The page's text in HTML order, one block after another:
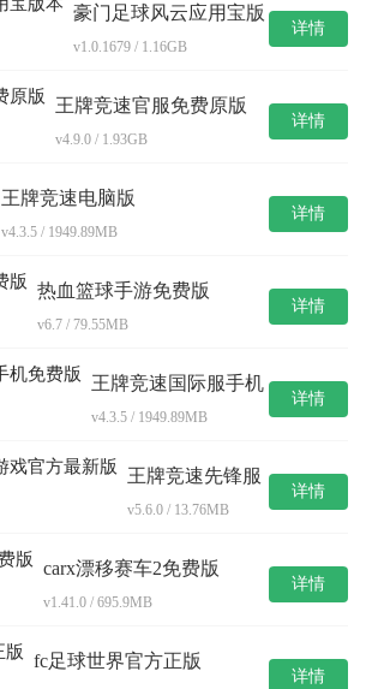
豪门足球风云应用宝版
v1.0.1679 / 1.16GB
详情
王牌竞速官服免费原版
v4.9.0 / 1.93GB
详情
王牌竞速电脑版
v4.3.5 / 1949.89MB
详情
热血篮球手游免费版
v6.7 / 79.55MB
详情
王牌竞速国际服手机
v4.3.5 / 1949.89MB
详情
王牌竞速先锋服
v5.6.0 / 13.76MB
详情
carx漂移赛车2免费版
v1.41.0 / 695.9MB
详情
fc足球世界官方正版
详情